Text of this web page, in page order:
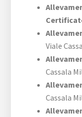
Viale
Cassala
Cassala